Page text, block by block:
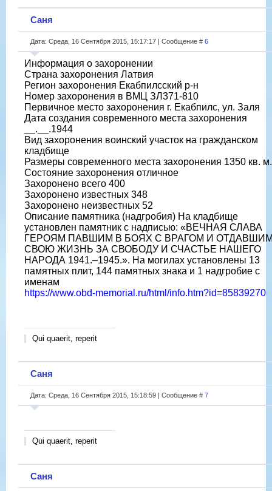
Саня
Дата: Среда, 16 Сентября 2015, 15:17:17 | Сообщение # 6
Информация о захоронении
Страна захоронения Латвия
Регион захоронения Екабпилсский р-н
Номер захоронения в ВМЦ ЗЛ371-810
Первичное место захоронения г. Екабпилс, ул. Заля
Дата создания современного места захоронения
__.__.1944
Вид захоронения воинский участок на гражданском
кладбище
Размеры современного места захоронения 1350 кв. м.
Состояние захоронения отличное
Захоронено всего 400
Захоронено известных 348
Захоронено неизвестных 52
Описание памятника (надгробия) На кладбище
установлен памятник с надписью: «ВЕЧНАЯ СЛАВА
ГЕРОЯМ ПАВШИМ В БОЯХ С ВРАГОМ И
СВОЮ ЖИЗНЬ ЗА СВОБОДУ И СЧАСТЬЕ НАШЕГО
НАРОДА 1941.–1945.». На могилах установлены 13
памятных плит, 144 памятных знака и 1 надгробие с
именам
https://www.obd-memorial.ru/html/info.htm?id=85839270
Qui quaerit, reperit
Саня
Дата: Среда, 16 Сентября 2015, 15:18:59 | Сообщение # 7
Qui quaerit, reperit
Саня